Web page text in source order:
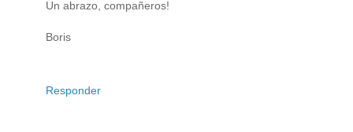
Un abrazo, compañeros!
Boris
Responder